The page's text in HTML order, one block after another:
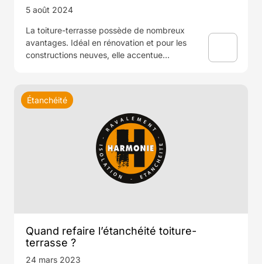
5 août 2024
La toiture-terrasse possède de nombreux
avantages. Idéal en rénovation et pour les
constructions neuves, elle accentue…
Étanchéité
Quand refaire l’étanchéité toiture-
terrasse ?
24 mars 2023